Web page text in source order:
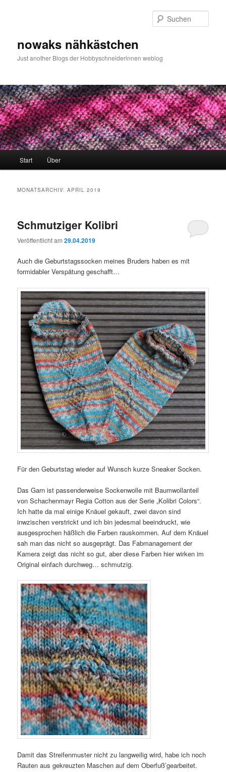
nowaks nähkästchen
Just another Blogs der Hobbyschneiderinnen weblog
Start Über
MONATSARCHIV:APRIL 2019
Schmutziger Kolibri
Veröffentlicht am29.04.2019
Auch die Geburtstagssocken meines Bruders haben es mit
formidabler Verspätung geschafft…
Für den Geburtstag wieder auf Wunsch kurze Sneaker Socken.
Das Garn ist passenderweise Sockenwolle mit Baumwollanteil
von Schachenmayr Regia Cotton aus der Serie „Kolibri Colors“.
Ich hatte da mal einige Knäuel gekauft, zwei davon sind
inwzischen verstrickt und ich bin jedesmal beeindruckt, wie
ausgesprochen häßlich die Farben rauskommen. Auf dem Knäuel
sah man das nicht so ausgeprägt. Das Fabmanagement der
Kamera zeigt das nicht so gut, aber diese Farben hier wirken im
Original einfach durchweg… schmutzig.
Damit das Streifenmuster nicht zu langweilig wird, habe ich noch
Rauten aus gekreuzten Maschen auf dem Oberfuß’gearbeitet.